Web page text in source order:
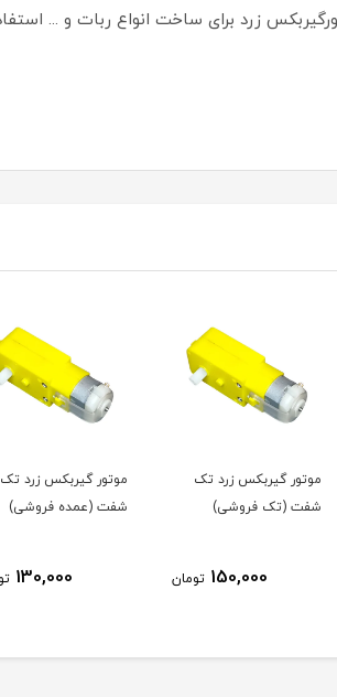
موتور گیربکس زرد تک
شفت (عمده فروشی)
130,000 تومان
موتور گیربکس
دو محور جریان کم (تک
120,000